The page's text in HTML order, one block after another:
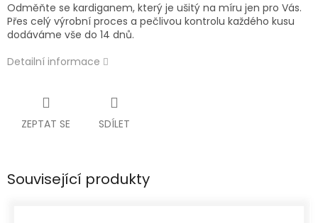
Odměňte se kardiganem, který je ušitý na míru jen pro Vás.
Přes celý výrobní proces a pečlivou kontrolu každého kusu
dodáváme vše do 14 dnů.
Detailní informace
ZEPTAT SE SDÍLET
Související produkty